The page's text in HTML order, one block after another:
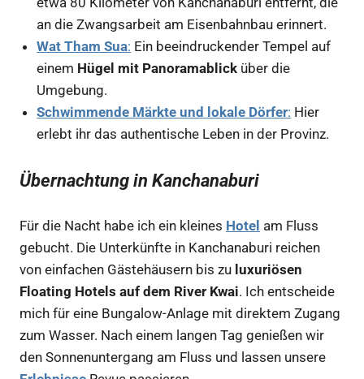
an die Zwangsarbeit am Eisenbahnbau erinnert.
Wat Tham Sua: Ein beeindruckender Tempel auf
einem Hügel mit Panoramablick über die
Umgebung.
Schwimmende Märkte und lokale Dörfer: Hier
erlebt ihr das authentische Leben in der Provinz.
Übernachtung in Kanchanaburi
Für die Nacht habe ich ein kleines Hotel am Fluss
gebucht. Die Unterkünfte in Kanchanaburi reichen
von einfachen Gästehäusern bis zu luxuriösen
Floating Hotels auf dem River Kwai. Ich entscheide
mich für eine Bungalow-Anlage mit direktem Zugang
zum Wasser. Nach einem langen Tag genießen wir
den Sonnenuntergang am Fluss und lassen unsere